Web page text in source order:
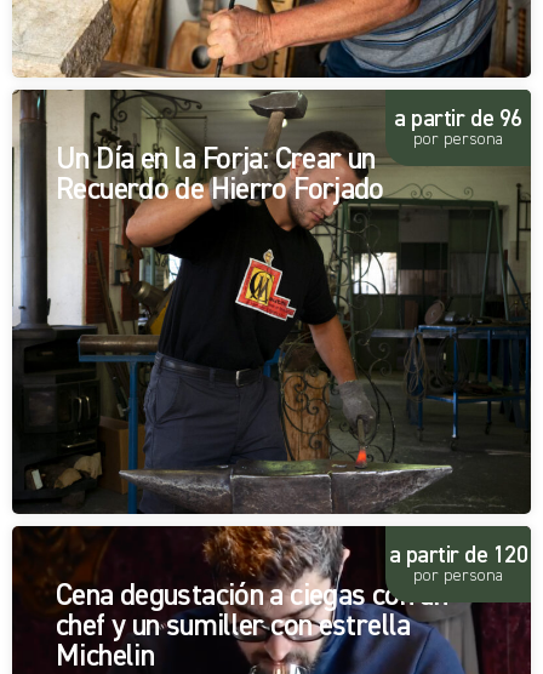
Un Día en la Forja: Crear un
Recuerdo de Hierro Forjado
a partir de 96
por persona
Cena degustación a ciegas con un
chef y un sumiller con estrella
Michelin
a partir de 120
por persona